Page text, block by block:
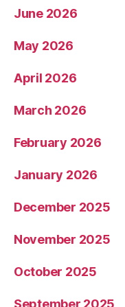
June 2026
May 2026
April 2026
March 2026
February 2026
January 2026
December 2025
November 2025
October 2025